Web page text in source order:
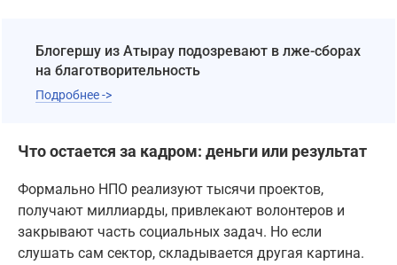
Блогершу из Атырау подозревают в лже-сборах
на благотворительность
Подробнее ->
Что остается за кадром: деньги или результат
Формально НПО реализуют тысячи проектов,
получают миллиарды, привлекают волонтеров и
закрывают часть социальных задач. Но если
слушать сам сектор, складывается другая картина.